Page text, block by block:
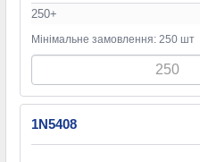
250+
Мінімальне замовлення: 250 шт
1N5408